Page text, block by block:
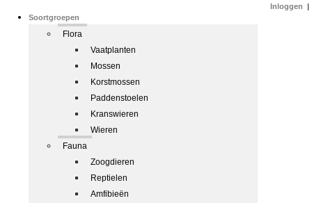
Soortgroepen
Flora
Vaatplanten
Mossen
Korstmossen
Paddenstoelen
Kranswieren
Wieren
Fauna
Zoogdieren
Reptielen
Amfibieën
Inloggen |